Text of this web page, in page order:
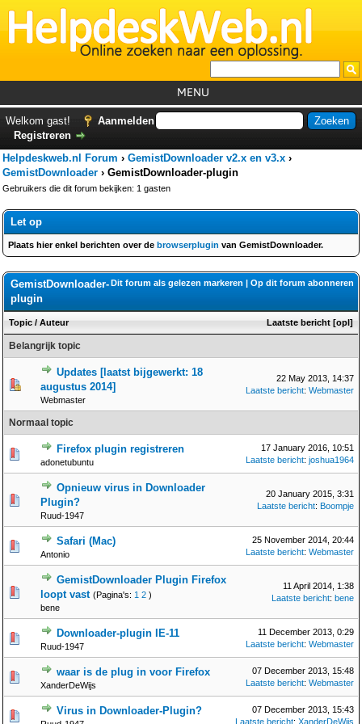
MENU
Foutcodes
Forum
Welkom gast!
Aanmelden
Registreren
Helpdeskweb.nl Forum › GemistDownloader v2.x en v3.x ›
GemistDownloader › GemistDownloader-plugin
Gebruikers die dit forum bekijken: 1 gasten
Let op
Plaats hier enkel berichten over de browserplugin van GemistDownloader.
Dit forum als gelezen markeren | Op dit forum abonneren
GemistDownloader-
plugin
Topic / Auteur Laatste bericht [opl]
Belangrijk topic
Updates [laatst bijgewerkt: 18
augustus 2014]
Webmaster
22 May 2013, 14:37
Laatste bericht: Webmaster
Normaal topic
Firefox plugin registreren
adonetubuntu
17 January 2016, 10:51
Laatste bericht: joshua1964
Opnieuw virus in Downloader
Plugin?
Ruud-1947
20 January 2015, 3:31
Laatste bericht: Boompje
Safari (Mac)
Antonio
25 November 2014, 20:44
Laatste bericht: Webmaster
GemistDownloader Plugin Firefox
loopt vast (Pagina's: 1 2 )
bene
11 April 2014, 1:38
Laatste bericht: bene
Downloader-plugin IE-11
Ruud-1947
11 December 2013, 0:29
Laatste bericht: Webmaster
waar is de plug in voor Firefox
XanderDeWijs
07 December 2013, 15:48
Laatste bericht: Webmaster
Virus in Downloader-Plugin?
07 December 2013, 15:43
Laatste bericht: XanderDeWijs